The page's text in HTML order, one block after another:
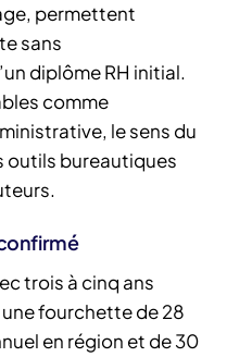
permettent
sans
diplôme RH initial.
comme
le sens du
outils bureautiques
confirmé
trois à cinq ans
fourchette de 28
en région et de 30